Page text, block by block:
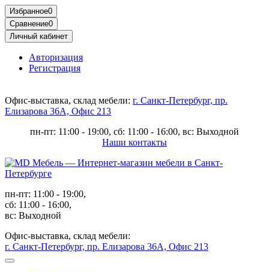
Избранное0
Сравнение0
Личный кабинет
Авторизация
Регистрация
Офис-выставка, склад мебели: г. Санкт-Петербург, пр.
Елизарова 36А, Офис 213
пн-пт: 11:00 - 19:00, сб: 11:00 - 16:00, вс: Выходной
Наши контакты
пн-пт: 11:00 - 19:00,
сб: 11:00 - 16:00,
вс: Выходной
Офис-выставка, склад мебели:
г. Санкт-Петербург, пр. Елизарова 36А, Офис 213